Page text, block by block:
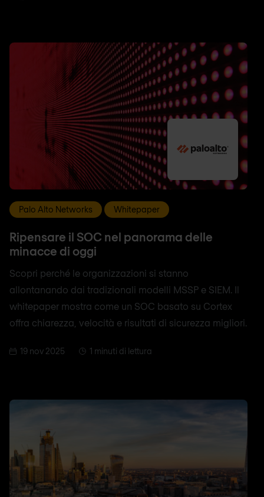
Palo Alto Networks Whitepaper
Ripensare il SOC nel panorama delle
minacce di oggi
Scopri perché le organizzazioni si stanno
allontanando dai tradizionali modelli MSSP e SIEM. Il
whitepaper mostra come un SOC basato su Cortex
offra chiarezza, velocità e risultati di sicurezza migliori.
19 nov 2025 1 minuti di lettura